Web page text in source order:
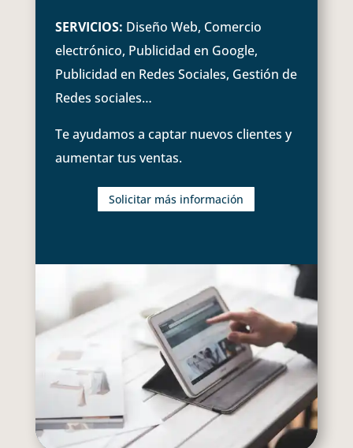
SERVICIOS: Diseño Web, Comercio
electrónico, Publicidad en Google,
Publicidad en Redes Sociales, Gestión de
Redes sociales…
Te ayudamos a captar nuevos clientes y
aumentar tus ventas.
Solicitar más información